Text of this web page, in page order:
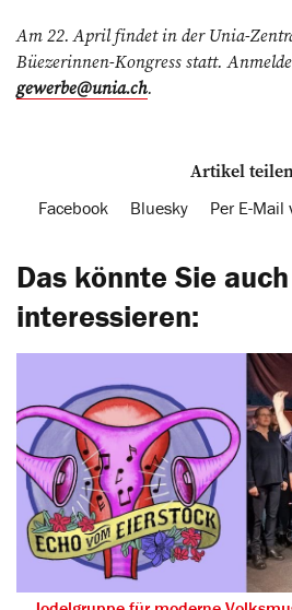
Am 22. April findet in der Unia-
Büezerinnen-Kongress statt.
gewerbe@unia.ch.
Artikel
Facebook Bluesky Per E-Mail
Das könnte Sie auch
interessieren: